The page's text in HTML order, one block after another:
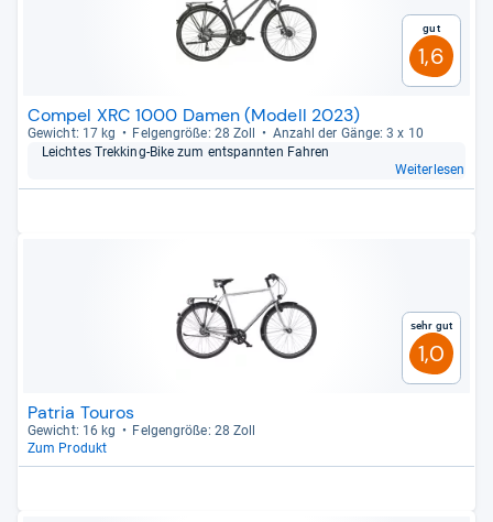
Gut
1,6
Compel XRC 1000 Damen (Modell 2023)
Gewicht: 17 kg Fel­gen­größe: 28 Zoll
Anzahl der Gänge: 3 x 10
Leich­tes Trek­king-​Bike zum ent­spann­ten Fah­ren
Weiterlesen
Sehr gut
1,0
Patria Touros
Gewicht: 16 kg
Fel­gen­größe: 28 Zoll
Zum Produkt